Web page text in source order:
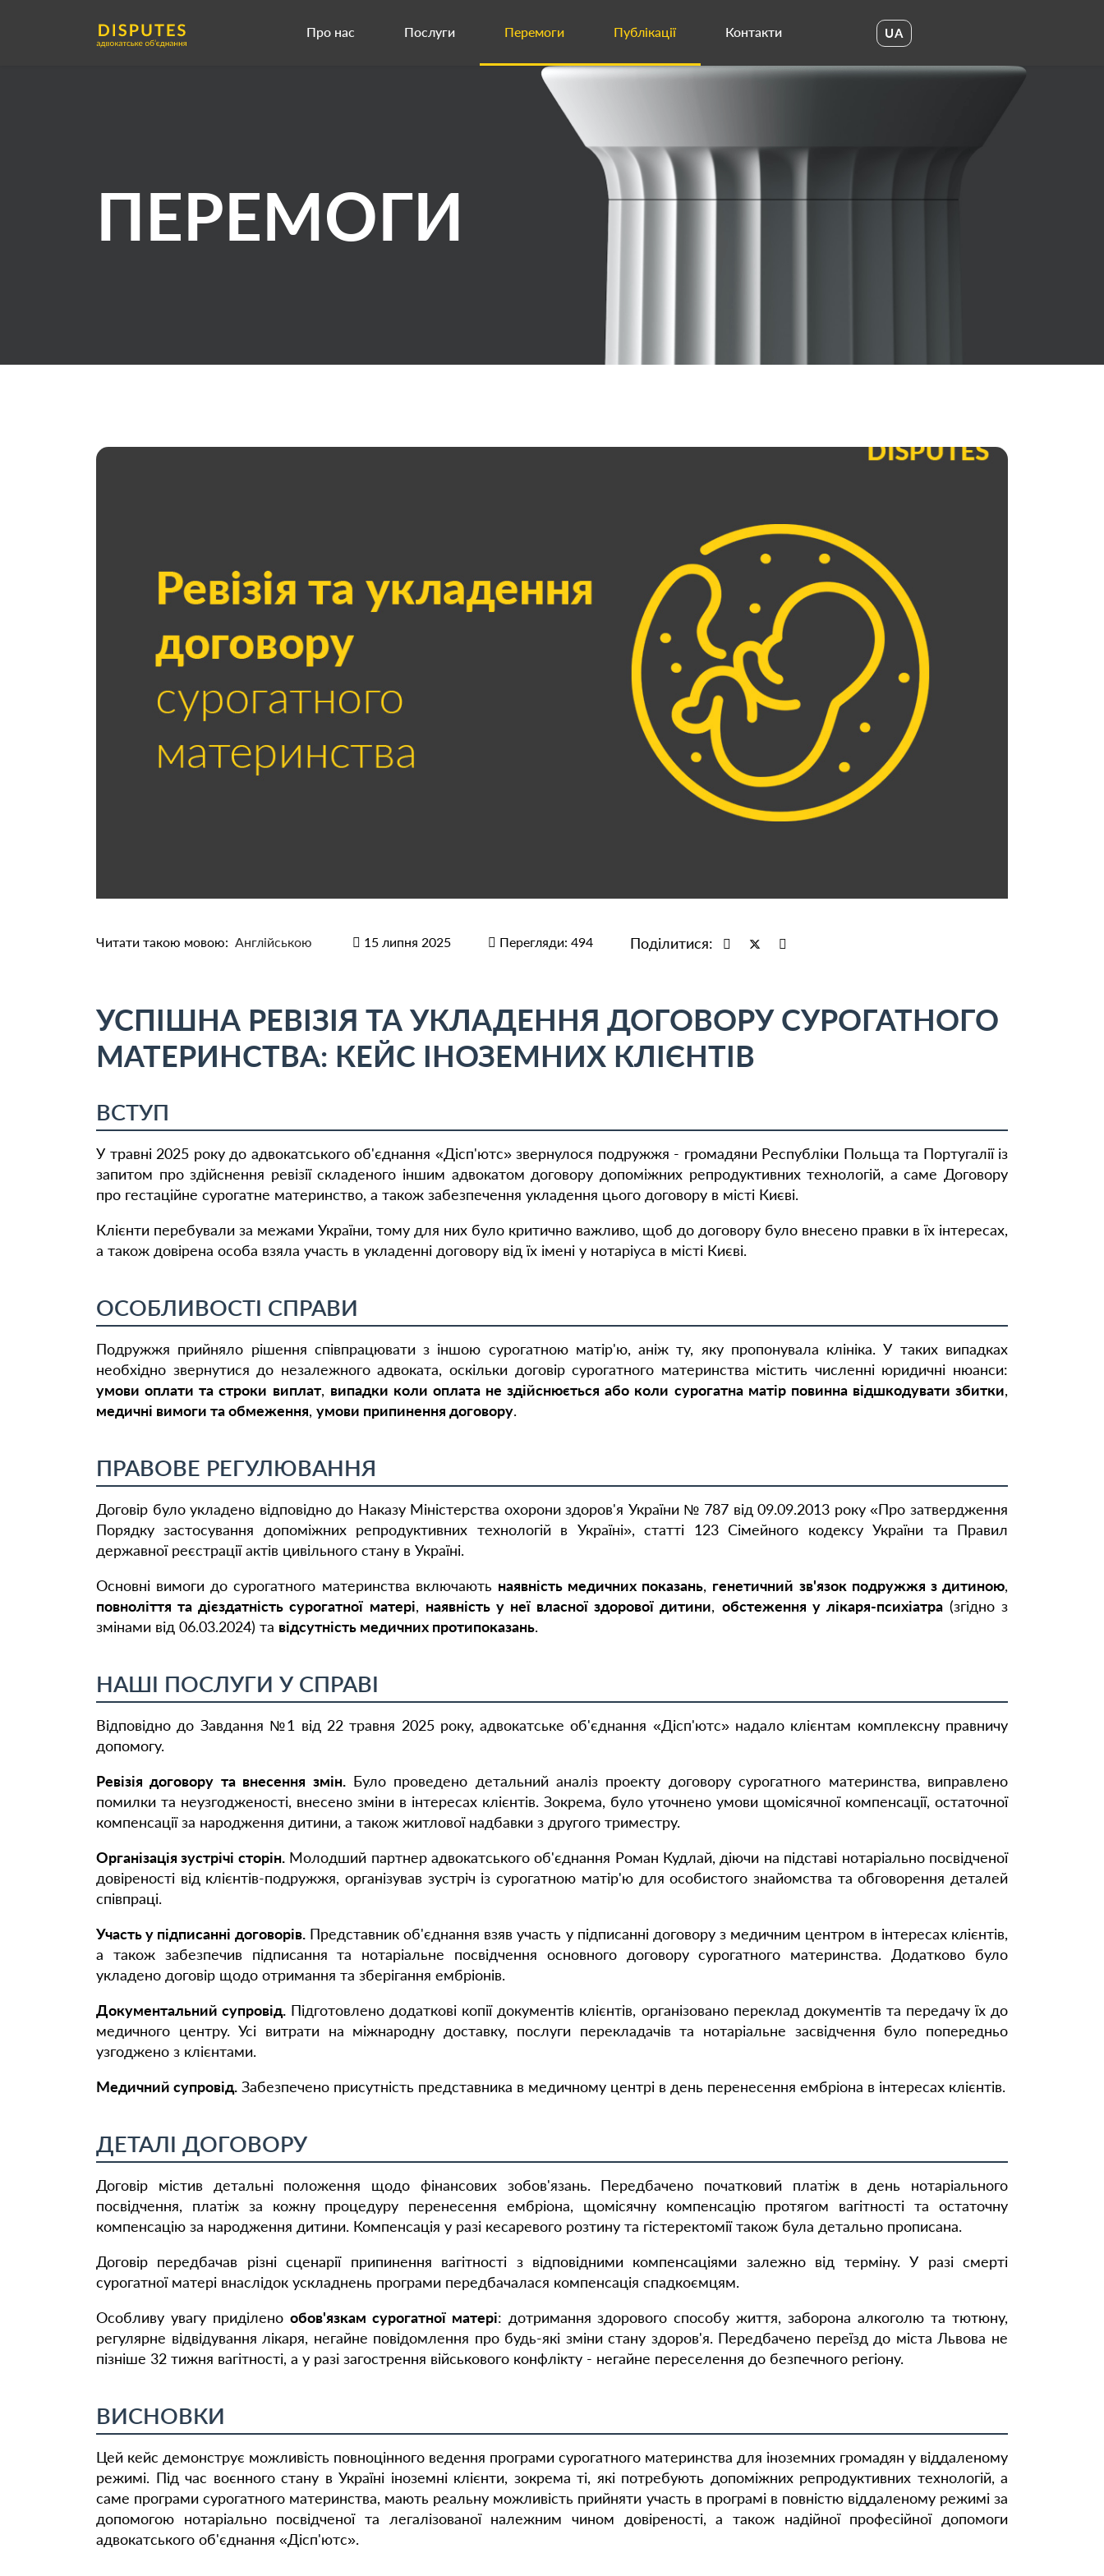
Про нас Послуги Перемоги Публікації Контакти
UA
ПЕРЕМОГИ
Читати такою мовою: Англійською 15 липня 2025 Перегляди: 494 Поділитися:
УСПІШНА РЕВІЗІЯ ТА УКЛАДЕННЯ ДОГОВОРУ СУРОГАТНОГО
МАТЕРИНСТВА: КЕЙС ІНОЗЕМНИХ КЛІЄНТІВ
ВСТУП
У травні 2025 року до адвокатського об'єднання «Дісп'ютс» звернулося подружжя - громадяни Республіки Польща та Португалії із
запитом про здійснення ревізії складеного іншим адвокатом договору допоміжних репродуктивних технологій, а саме Договору
про гестаційне сурогатне материнство, а також забезпечення укладення цього договору в місті Києві.
Клієнти перебували за межами України, тому для них було критично важливо, щоб до договору було внесено правки в їх інтересах,
а також довірена особа взяла участь в укладенні договору від їх імені у нотаріуса в місті Києві.
ОСОБЛИВОСТІ СПРАВИ
Подружжя прийняло рішення співпрацювати з іншою сурогатною матір'ю, аніж ту, яку пропонувала клініка. У таких випадках
необхідно звернутися до незалежного адвоката, оскільки договір сурогатного материнства містить численні юридичні нюанси:
умови оплати та строки виплат, випадки коли оплата не здійснюється або коли сурогатна матір повинна відшкодувати збитки,
медичні вимоги та обмеження, умови припинення договору.
ПРАВОВЕ РЕГУЛЮВАННЯ
Договір було укладено відповідно до Наказу Міністерства охорони здоров'я України № 787 від 09.09.2013 року «Про затвердження
Порядку застосування допоміжних репродуктивних технологій в Україні», статті 123 Сімейного кодексу України та Правил
державної реєстрації актів цивільного стану в Україні.
Основні вимоги до сурогатного материнства включають наявність медичних показань, генетичний зв'язок подружжя з дитиною,
повноліття та дієздатність сурогатної матері, наявність у неї власної здорової дитини, обстеження у лікаря-психіатра(згідно з
змінами від 06.03.2024) та відсутність медичних протипоказань.
НАШІ ПОСЛУГИ У СПРАВІ
Відповідно до Завдання №1 від 22 травня 2025 року, адвокатське об'єднання «Дісп'ютс» надало клієнтам комплексну правничу
допомогу.
Ревізія договору та внесення змін.Було проведено детальний аналіз проекту договору сурогатного материнства, виправлено
помилки та неузгодженості, внесено зміни в інтересах клієнтів. Зокрема, було уточнено умови щомісячної компенсації, остаточної
компенсації за народження дитини, а також житлової надбавки з другого триместру.
Організація зустрічі сторін.Молодший партнер адвокатського об'єднання Роман Кудлай, діючи на підставі нотаріально посвідченої
довіреності від клієнтів-подружжя, організував зустріч із сурогатною матір'ю для особистого знайомства та обговорення деталей
співпраці.
Участь у підписанні договорів.Представник об'єднання взяв участь у підписанні договору з медичним центром в інтересах клієнтів,
а також забезпечив підписання та нотаріальне посвідчення основного договору сурогатного материнства. Додатково було
укладено договір щодо отримання та зберігання ембріонів.
Документальний супровід. Підготовлено додаткові копії документів клієнтів, організовано переклад документів та передачу їх до
медичного центру. Усі витрати на міжнародну доставку, послуги перекладачів та нотаріальне засвідчення було попередньо
узгоджено з клієнтами.
Медичний супровід. Забезпечено присутність представника в медичному центрі в день перенесення ембріона в інтересах клієнтів.
ДЕТАЛІ ДОГОВОРУ
Договір містив детальні положення щодо фінансових зобов'язань. Передбачено початковий платіж в день нотаріального
посвідчення, платіж за кожну процедуру перенесення ембріона, щомісячну компенсацію протягом вагітності та остаточну
компенсацію за народження дитини. Компенсація у разі кесаревого розтину та гістеректомії також була детально прописана.
Договір передбачав різні сценарії припинення вагітності з відповідними компенсаціями залежно від терміну. У разі смерті
сурогатної матері внаслідок ускладнень програми передбачалася компенсація спадкоємцям.
Особливу увагу приділено обов'язкам сурогатної матері: дотримання здорового способу життя, заборона алкоголю та тютюну,
регулярне відвідування лікаря, негайне повідомлення про будь-які зміни стану здоров'я. Передбачено переїзд до міста Львова не
пізніше 32 тижня вагітності, а у разі загострення військового конфлікту - негайне переселення до безпечного регіону.
ВИСНОВКИ
Цей кейс демонструє можливість повноцінного ведення програми сурогатного материнства для іноземних громадян у віддаленому
режимі. Під час воєнного стану в Україні іноземні клієнти, зокрема ті, які потребують допоміжних репродуктивних технологій, а
саме програми сурогатного материнства, мають реальну можливість прийняти участь в програмі в повністю віддаленому режимі за
допомогою нотаріально посвідченої та легалізованої належним чином довіреності, а також надійної професійної допомоги
адвокатського об'єднання «Дісп'ютс».